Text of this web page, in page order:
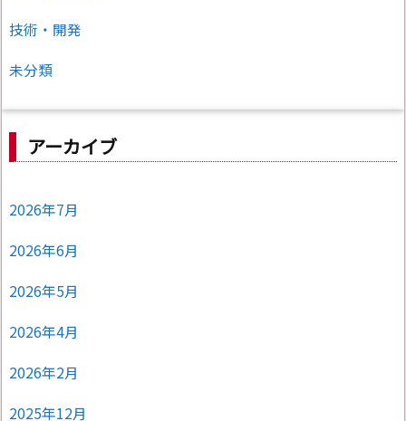
技術・開発
未分類
アーカイブ
2026年7月
2026年6月
2026年5月
2026年4月
2026年2月
2025年12月